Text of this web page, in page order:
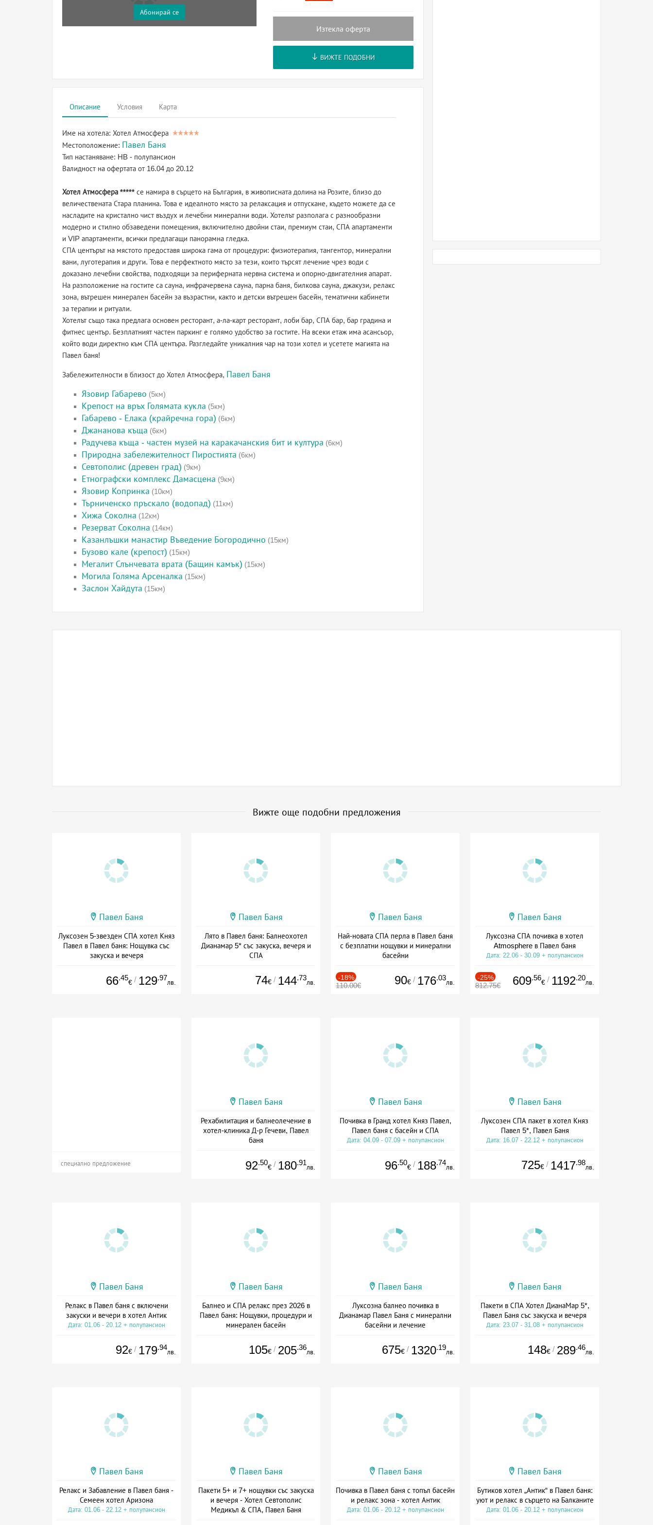
Абонирай се
Изтекла оферта
ВИЖТЕ ПОДОБНИ
Описание Условия Карта
Име на хотела: Хотел Атмосфера
Местоположение: Павел Баня
Тип настаняване: HB - полупансион
Валидност на офертата от 16.04 до 20.12
Хотел Атмосфера ***** се намира в сърцето на България, в живописната долина на Розите, близо до
величествената Стара планина. Това е идеалното място за релаксация и отпускане, където можете да се
насладите на кристално чист въздух и лечебни минерални води. Хотелът разполага с разнообразни
модерно и стилно обзаведени помещения, включително двойни стаи, премиум стаи, СПА апартаменти
и VIP апартаменти, всички предлагащи панорамна гледка.
СПА центърът на мястото предоставя широка гама от процедури: физиотерапия, тангентор, минерални
вани, луготерапия и други. Това е перфектното място за тези, които търсят лечение чрез води с
доказано лечебни свойства, подходящи за периферната нервна система и опорно-двигателния апарат.
На разположение на гостите са сауна, инфрачервена сауна, парна баня, билкова сауна, джакузи, релакс
зона, вътрешен минерален басейн за възрастни, както и детски вътрешен басейн, тематични кабинети
за терапии и ритуали.
Хотелът също така предлага основен ресторант, а-ла-карт ресторант, лоби бар, СПА бар, бар градина и
фитнес център. Безплатният частен паркинг е голямо удобство за гостите. На всеки етаж има асансьор,
който води директно към СПА центъра. Разгледайте уникалния чар на този хотел и усетете магията на
Павел баня!
Забележителности в близост до Хотел Атмосфера, Павел Баня
Язовир Габарево (5км)
Крепост на връх Голямата кукла (5км)
Габарево - Елака (крайречна гора) (6км)
Джананова къща (6км)
Радучева къща - частен музей на каракачанския бит и култура (6км)
Природна забележителност Пиростията (6км)
Севтополис (древен град) (9км)
Етнографски комплекс Дамасцена (9км)
Язовир Копринка (10км)
Търниченско пръскало (водопад) (11км)
Хижа Соколна (12км)
Резерват Соколна (14км)
Казанлъшки манастир Въведение Богородично (15км)
Бузово кале (крепост) (15км)
Мегалит Слънчевата врата (Бащин камък) (15км)
Могила Голяма Арсеналка (15км)
Заслон Хайдута (15км)
Вижте още подобни предложения
Павел Баня
Луксозен 5-звезден СПА хотел Княз
Павел в Павел баня: Нощувка със
закуска и вечеря
66.45
€ / 129.97
лв.
Павел Баня
Лято в Павел баня: Балнеохотел
Дианамар 5* със закуска, вечеря и
СПА
74€ / 144.73
лв.
Павел Баня
Най-новата СПА перла в Павел баня
с безплатни нощувки и минерални
басейни
-18%
110.00€ 90€ / 176.03
лв.
Павел Баня
Луксозна СПА почивка в хотел
Atmosphere в Павел баня
Дата: 22.06 - 30.09 + полупансион
-25%
812.75€ 609.56
€ / 1192.20
лв.
специално предложение
Павел Баня
Рехабилитация и балнеолечение в
хотел-клиника Д-р Гечеви, Павел
баня
92.50
€ / 180.91
лв.
Павел Баня
Почивка в Гранд хотел Княз Павел,
Павел баня с басейн и СПА
Дата: 04.09 - 07.09 + полупансион
96.50
€ / 188.74
лв.
Павел Баня
Луксозен СПА пакет в хотел Княз
Павел 5*, Павел Баня
Дата: 16.07 - 22.12 + полупансион
725€ / 1417.98
лв.
Павел Баня
Релакс в Павел баня с включени
закуски и вечери в хотел Антик
Дата: 01.06 - 20.12 + полупансион
92€ / 179.94
лв.
Павел Баня
Балнео и СПА релакс през 2026 в
Павел баня: Нощувки, процедури и
минерален басейн
105€ / 205.36
лв.
Павел Баня
Луксозна балнео почивка в
Дианамар Павел Баня с минерални
басейни и лечение
675€ / 1320.19
лв.
Павел Баня
Пакети в СПА Хотел ДианаМар 5*,
Павел Баня със закуска и вечеря
Дата: 23.07 - 31.08 + полупансион
148€ / 289.46
лв.
Павел Баня
Релакс и Забавление в Павел баня -
Семеен хотел Аризона
Дата: 01.06 - 22.12 + полупансион
Павел Баня
Пакети 5+ и 7+ нощувки със закуска
и вечеря - Хотел Севтополис
Медикъл & СПА, Павел Баня
Павел Баня
Почивка в Павел баня с топъл басейн
и релакс зона - хотел Антик
Дата: 01.06 - 20.12 + полупансион
Павел Баня
Бутиков хотел „Антик“ в Павел баня:
уют и релакс в сърцето на Балканите
Дата: 01.06 - 20.12 + полупансион